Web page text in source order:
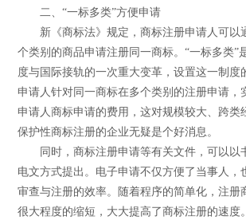
二、“一标多类”方便申请
新《商标法》规定，商标注册申请人可以
个类别的商品申请注册同一商标。“一标多类”
度与国际接轨的一次重大变革，设置这一制度
申请人针对同一商标在多个类别的注册申请，
申请人商标申请的费用，这对规模较大、跨类
保护性商标注册的企业无疑是个好消息。
同时，商标注册申请等有关文件，可以以
电文方式提出。电子申请不仅方便了当事人，
审查与注册的效率。随着程序的简单化，注册
很大程度的缩短，大大提高了商标注册的速度。